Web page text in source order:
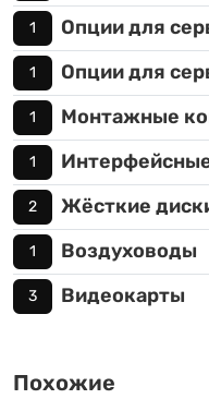
1 Опции для
1 Опции для
1 Монтажные
1
2 Жёсткие
1 Воздуховоды
3 Видеокарты
Похожие